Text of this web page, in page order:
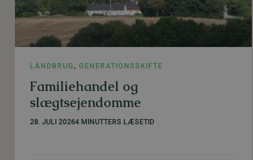
LANDBRUG , GENERATIONSSKIFTE
Familiehandel og
slægtsejendomme
28. JULI 20264 MINUTTERS LÆSETID